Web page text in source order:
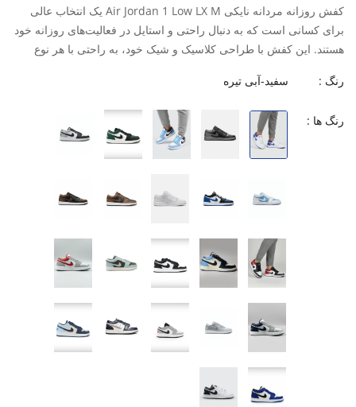
کفش روزانه مردانه نایکی Air Jordan 1 Low LX M یک انتخاب عالی
برای کسانی است که به دنبال راحتی و استایل در فعالیت‌های روزانه خود
هستند. این کفش با طراحی کلاسیک و شیک خود، به راحتی با هر نوع
موقعیتی بدرخشید.
زیره مقاوم و با دوام که به افزایش عمر کفش کمک می‌کند.
راحتی و پشتیبانی عالی برای پا در طول روز، حتی در پیاده‌روی‌های
طراحی منحصر به فرد که همزمان مدرن و کلاسیک است.
مناسب برای پیاده‌روی و فعالیت‌های روزانه، به طوری که می‌توانید به
راحتی از آن در هر موقعیتی استفاده کنید.
با توجه به ویژگی‌های این کفش، می‌توانید از هر لحظه خود لذت ببرید و
1 Low LX M گزینه‌ای مناسب برای همه کسانی است که به دنبال کیفیت
و زیبایی هستند.
رنگ : سفید-آبی تیره
رنگ ها :